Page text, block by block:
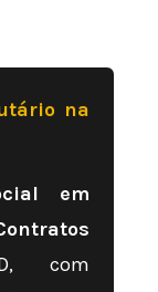
na
em
com